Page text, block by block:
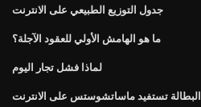
جدول التوزيع الطبيعي على الانترنت
ما هو الهامش الأولي للعقود الآجلة؟
لماذا فشل تجار اليوم
البطالة تستفيد ماساتشوستس على الانترنت